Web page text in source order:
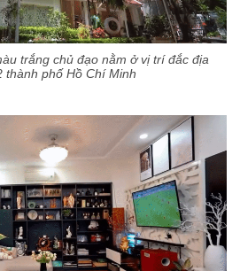
trắng chủ đạo nằm ở vị trí đắc địa
thành phố Hồ Chí Minh